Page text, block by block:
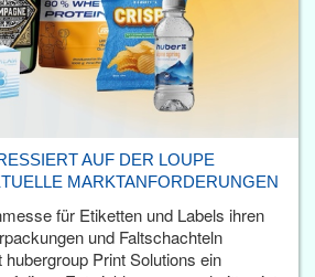
AUF DER LOUPE
MARKTANFORDERUNGEN
für Etiketten und Labels ihren
und Faltschachteln
Print Solutions ein